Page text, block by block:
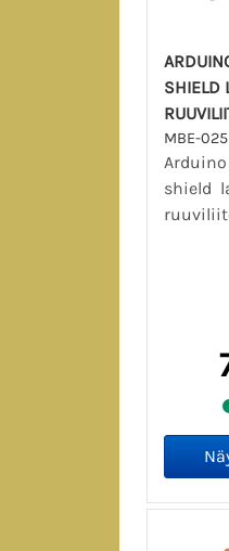
SHIELD
MBE-025
Arduino
shield